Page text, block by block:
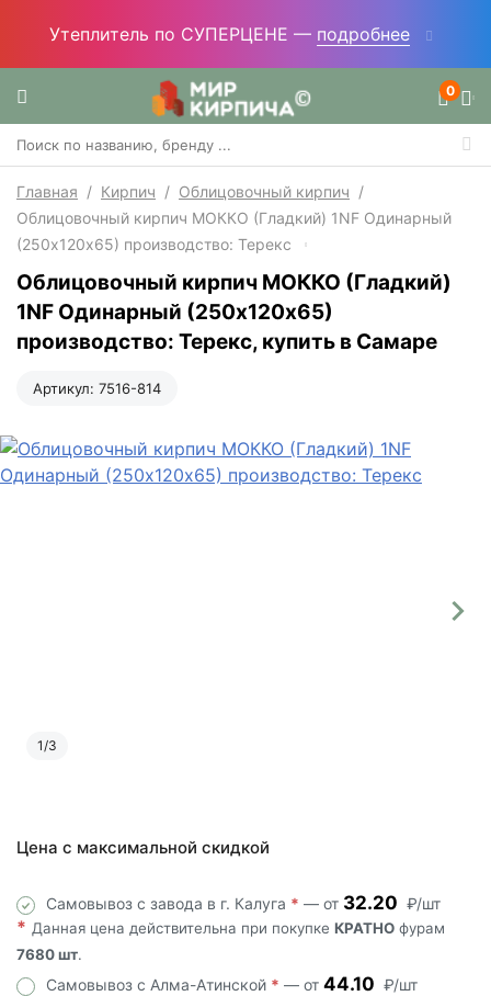
Утеплитель по СУПЕРЦЕНЕ — подробнее
0
Главная / Кирпич / Облицовочный кирпич /
Облицовочный кирпич МОККО (Гладкий) 1NF Одинарный
(250х120х65) производство: Терекс
Облицовочный кирпич МОККО (Гладкий)
1NF Одинарный (250х120х65)
производство: Терекс, купить в Самаре
Артикул: 7516-814
1/3
Цена с максимальной скидкой
Самовывоз с завода в г. Калуга * — от 32.20 ₽/шт
* Данная цена действительна при покупке КРАТНО фурам
7680 шт.
Самовывоз с Алма-Атинской * — от 44.10 ₽/шт